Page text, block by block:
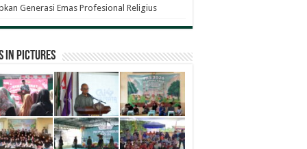
Generasi Emas Profesional Religius
in Pictures